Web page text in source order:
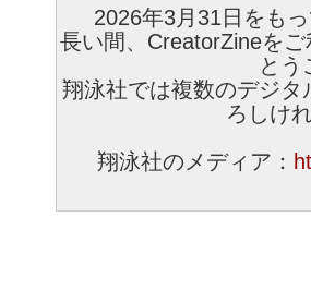
2026年3月31日をも
長い間、CreatorZineを
とう
翔泳社では複数のデジ
ろしけ
翔泳社のメディア：